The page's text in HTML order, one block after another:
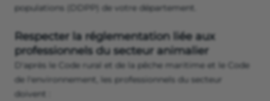
populations (DDPP) de votre département.
Respecter la réglementation liée aux
professionnels du secteur animalier
D'après le Code rural et de la pêche maritime et le Code
de l'environnement, les professionnels du secteur
doivent :